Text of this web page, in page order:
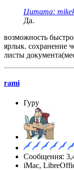
Цитата:
Да.
возможность
ярлык. сохранение
листы
rami
Гуру
Сообщения:
iMac,